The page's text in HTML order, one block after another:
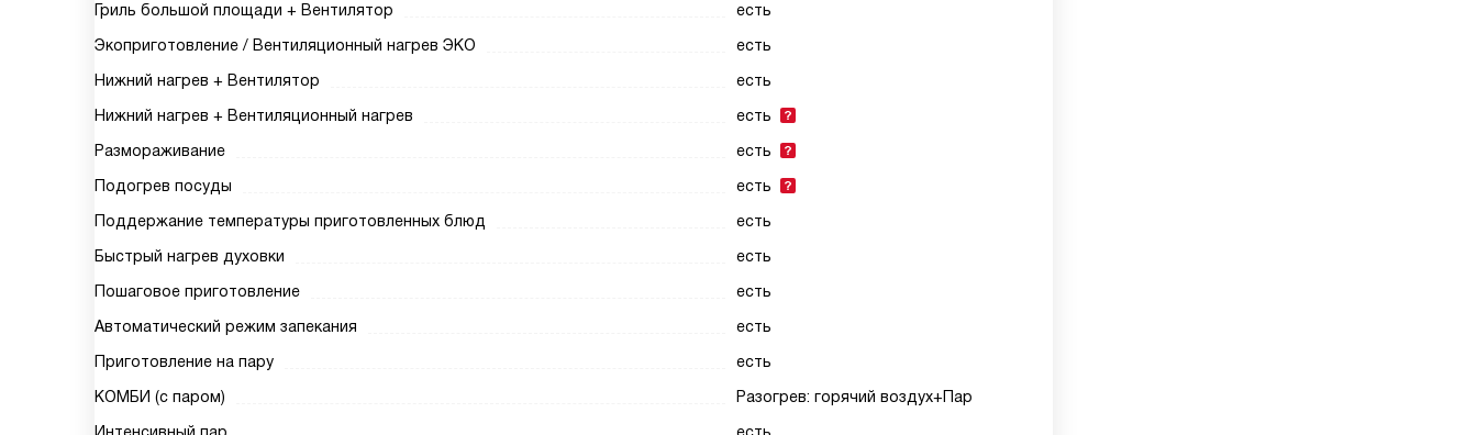
Гриль большой площади + Вентилятор
есть
Экоприготовление / Вентиляционный нагрев ЭКО
есть
Нижний нагрев + Вентилятор
есть
Нижний нагрев + Вентиляционный нагрев
есть
Размораживание
есть
Подогрев посуды
есть
Поддержание температуры приготовленных блюд
есть
Быстрый нагрев духовки
есть
Пошаговое приготовление
есть
Автоматический режим запекания
есть
Приготовление на пару
есть
КОМБИ (с паром)
Разогрев: горячий воздух+Пар